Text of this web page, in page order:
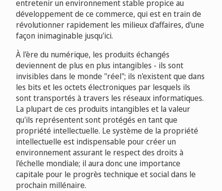
entretenir un environnement stable propice au
développement de ce commerce, qui est en train de
révolutionner rapidement les milieux d'affaires, d'une
façon inimaginable jusqu'ici.
À l'ère du numérique, les produits échangés
deviennent de plus en plus intangibles - ils sont
invisibles dans le monde "réel"; ils n'existent que dans
les bits et les octets électroniques par lesquels ils
sont transportés à travers les réseaux informatiques.
La plupart de ces produits intangibles et la valeur
qu'ils représentent sont protégés en tant que
propriété intellectuelle. Le système de la propriété
intellectuelle est indispensable pour créer un
environnement assurant le respect des droits à
l'échelle mondiale; il aura donc une importance
capitale pour le progrès technique et social dans le
prochain millénaire.